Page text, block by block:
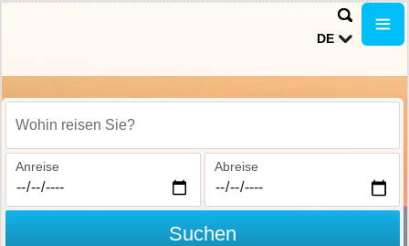
DE
Wohin reisen Sie?
Anreise Abreise
Suchen